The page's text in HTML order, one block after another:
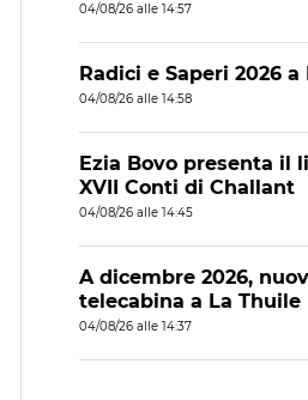
04/08/26 alle 14:57
Radici e Saperi 2026 a
04/08/26 alle 14:58
Ezia Bovo presenta il
XVII Conti di Challant
04/08/26 alle 14:45
A dicembre 2026,
telecabina a La Thuile
04/08/26 alle 14:37